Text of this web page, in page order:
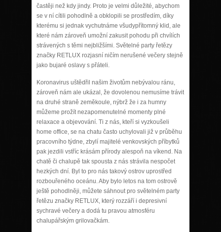
častěji než kdy jindy. Proto je velmi důležité, abychom
se v ní cítili pohodlně a obklopili se prostředím, díky
kterému si jednak vychutnáme všudypřítomný klid, ale
které nám zároveň umožní zakusit pohodu při chvílích
strávených s těmi nejbližšími. Světelné party řetězy
značky RETLUX rozjasní ničím nerušené večery stejně
jako bujaré oslavy s přáteli.
Koronavirus uštědřil našim životům nebývalou ránu,
zároveň nám ale ukázal, že dovolenou nemusíme trávit
na druhé straně zeměkoule, nýbrž že i za humny
můžeme prožít nezapomenutelné momenty plné
relaxace a objevování. Ti z nás, kteří si vyzkoušeli
home office, se na chatu často uchylovali již v průběhu
pracovního týdne, zbylí majitelé venkovských příbytků
pak jezdili vstříc krásám přírody alespoň na víkend. Na
chatě či chalupě tak spousta z nás strávila nespočet
hezkých dní. Byl to pro nás takový ostrov uprostřed
rozbouřeného oceánu. Aby bylo letos na tom ostrově
ještě pohodlněji, můžete sáhnout pro světelném party
řetězu značky RETLUX, který rozzáří i depresivní
sychravé večery a dodá tu pravou atmosféru
chalupářským grilovačkám.